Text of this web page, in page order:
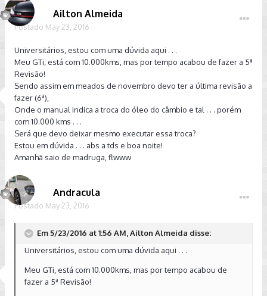
Ailton Almeida
Postado May 23, 2016
Universitários, estou com uma dúvida aqui . . .
Meu GTi, está com 10.000kms, mas por tempo acabou de fazer a 5ª
Revisão!
Sendo assim em meados de novembro devo ter a última revisão a
fazer (6ª),
Onde o manual indica a troca do óleo do câmbio e tal . . . porém
com 10.000 kms . . .
Será que devo deixar mesmo executar essa troca?
Estou em dúvida . . . abs a tds e boa noite!
Amanhã saio de madruga, flwww
Andracula
Postado May 23, 2016
Em 5/23/2016 at 1:56 AM, Ailton Almeida disse:
Universitários, estou com uma dúvida aqui . . .
Meu GTi, está com 10.000kms, mas por tempo acabou de
fazer a 5ª Revisão!